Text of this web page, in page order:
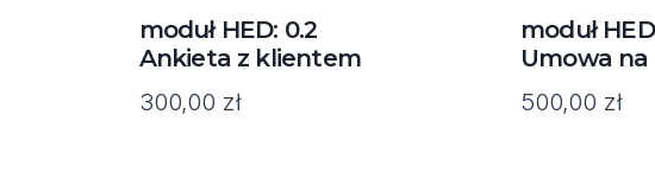
moduł HED: 0.2
Ankieta z klientem
300,00 zł
moduł
Umowa
500,00 zł